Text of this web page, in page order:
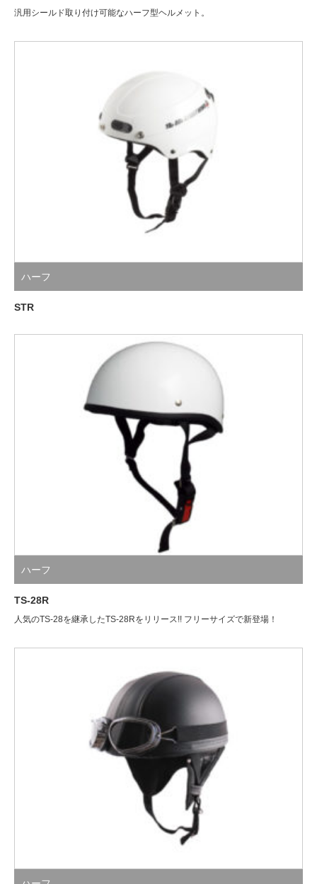
汎用シールド取り付け可能なハーフ型ヘルメット。
ハーフ
STR
ハーフ
TS-28R
人気のTS-28を継承したTS-28Rをリリース!! フリーサイズで新登場！